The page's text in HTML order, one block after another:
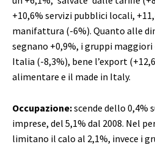
+10,6% servizi pubblici locali,
manifattura (-6%). Quanto alle
segnano +0,9%, i gruppi maggiori
Italia (-8,3%), bene l’export
alimentare e il made in Italy.
Occupazione:scende dello 0,4%
imprese, del 5,1% dal 2008. Nel
limitano il calo al 2,1%, invece i